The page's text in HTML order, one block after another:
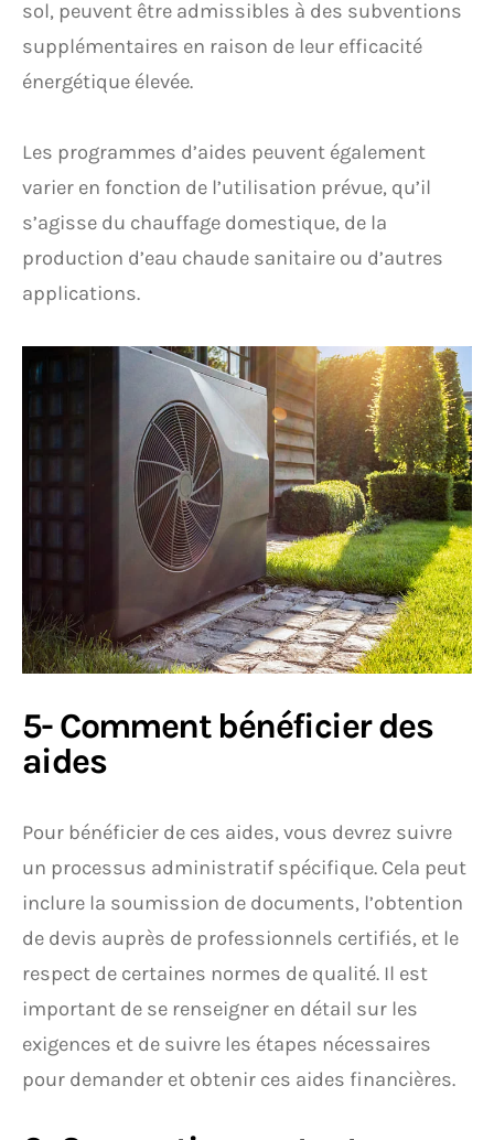
sol, peuvent être admissibles à des subventions
supplémentaires en raison de leur efficacité
énergétique élevée.
Les programmes d’aides peuvent également
varier en fonction de l’utilisation prévue, qu’il
s’agisse du chauffage domestique, de la
production d’eau chaude sanitaire ou d’autres
applications.
5- Comment bénéficier des
aides
Pour bénéficier de ces aides, vous devrez suivre
un processus administratif spécifique. Cela peut
inclure la soumission de documents, l’obtention
de devis auprès de professionnels certifiés, et le
respect de certaines normes de qualité. Il est
important de se renseigner en détail sur les
exigences et de suivre les étapes nécessaires
pour demander et obtenir ces aides financières.